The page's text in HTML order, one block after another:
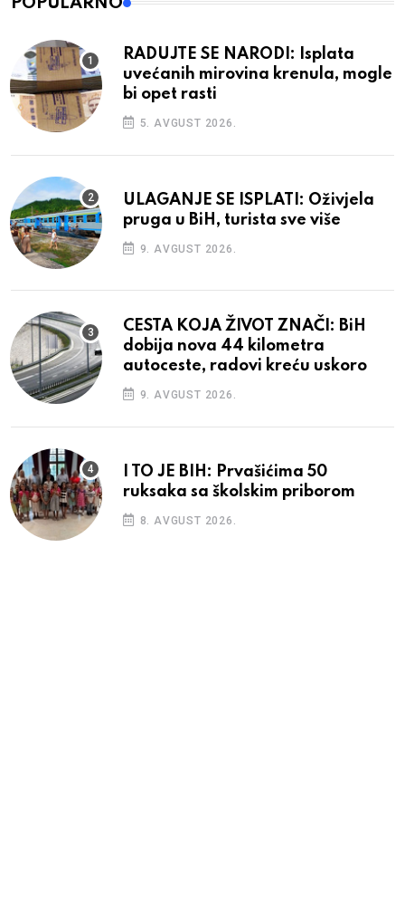
RADUJTE SE NARODI: Isplata
uvećanih mirovina krenula, mogle
bi opet rasti
5. AVGUST 2026.
ULAGANJE SE ISPLATI: Oživjela
pruga u BiH, turista sve više
9. AVGUST 2026.
CESTA KOJA ŽIVOT ZNAČI: BiH
dobija nova 44 kilometra
autoceste, radovi kreću uskoro
9. AVGUST 2026.
I TO JE BIH: Prvašićima 50
ruksaka sa školskim priborom
8. AVGUST 2026.